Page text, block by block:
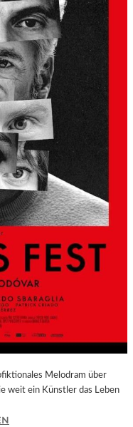
S
L
B
E
R
G
A
L
S
K
Ü
N
S
T
L
H
A
U
S
–
A
S
S
Melodram über
weit ein Künstler das Leben